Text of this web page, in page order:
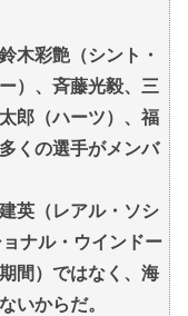
木彩艶（シント・
）、斉藤光毅、三
郎（ハーツ）、福
くの選手がメンバ
英（レアル・ソシ
ナル・ウインドー
間）ではなく、海
いからだ。